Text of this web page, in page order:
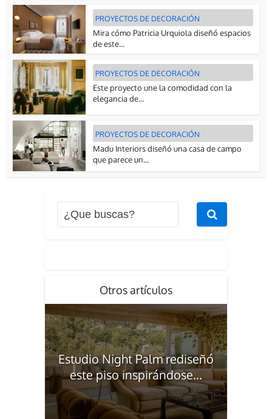
PROYECTOS DE DECORACIÓN
Mira cómo Patricia Urquiola diseñó espacios
de este...
PROYECTOS DE DECORACIÓN
Este proyecto une la comodidad con la
elegancia de...
PROYECTOS DE DECORACIÓN
Madu Interiors diseñó una casa de campo
que parece un...
Otros artículos
Estudio Night Palm rediseñó
este piso inspirándose...